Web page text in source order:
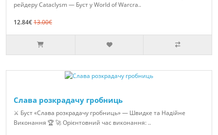
рейдеру Cataclysm — Буст у World of Warcra..
12.84€13.00€
Слава розкрадачу гробниць
⚔️ Буст «Слава розкрадачу гробниць» — Швидке та Надійне
Виконання 🏆 🚀 Орієнтовний час виконання: ..